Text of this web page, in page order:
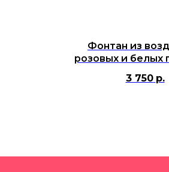
Фонтан из
розовых и белых
3 750 р.